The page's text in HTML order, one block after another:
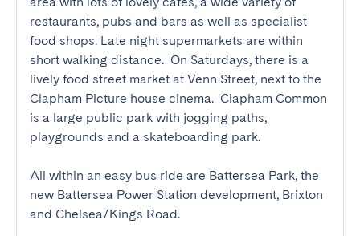
restaurants, pubs and bars as well as specialist
food shops. Late night supermarkets are within
short walking distance.  On Saturdays, there is a
lively food street market at Venn Street, next to the
Clapham Picture house cinema.  Clapham Common
is a large public park with jogging paths,
playgrounds and a skateboarding park.
All within an easy bus ride are Battersea Park, the
new Battersea Power Station development, Brixton
and Chelsea/Kings Road.